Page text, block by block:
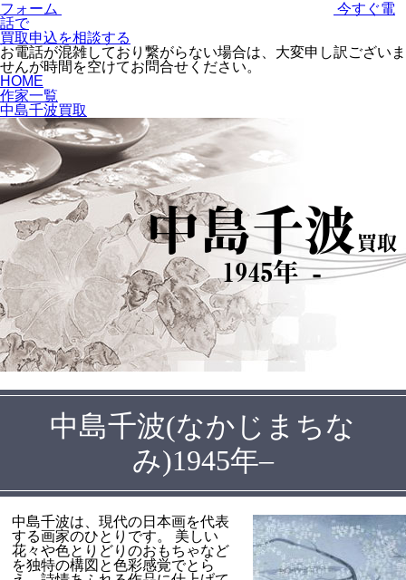
フォーム
今すぐ電
話で
買取申込を相談する
お電話が混雑しており繋がらない場合は、大変申し訳ございま
せんが時間を空けてお問合せください。
HOME
作家一覧
中島千波買取
中島千波買取
1945年 -
中島千波(なかじまちな
み)1945年–
中島千波は、現代の日本画を代表
する画家のひとりです。 美しい
花々や色とりどりのおもちゃなど
を独特の構図と色彩感覚でとら